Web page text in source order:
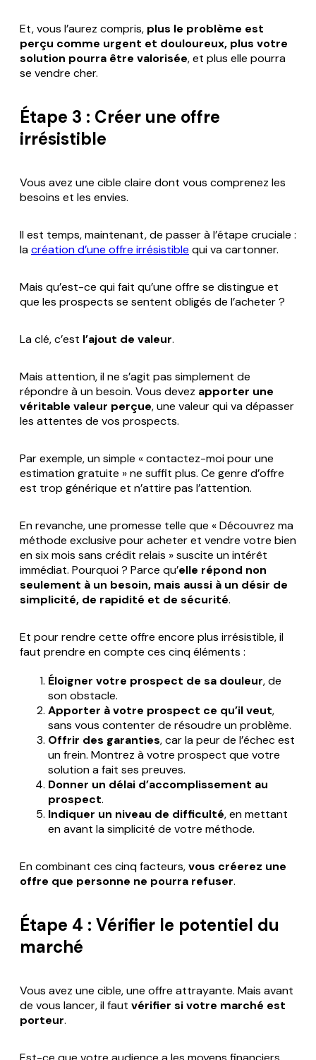
Et, vous l’aurez compris, plus le problème est
perçu comme urgent et douloureux, plus votre
solution pourra être valorisée, et plus elle pourra
se vendre cher.
Étape 3 : Créer une offre
irrésistible
Vous avez une cible claire dont vous comprenez les
besoins et les envies.
Il est temps, maintenant, de passer à l’étape cruciale :
lacréation d’une offre irrésistible qui va cartonner.
Mais qu’est-ce qui fait qu’une offre se distingue et
que les prospects se sentent obligés de l’acheter ?
La clé, c’est l’ajout de valeur.
Mais attention, il ne s’agit pas simplement de
répondre à un besoin. Vous devez apporter une
véritable valeur perçue, une valeur qui va dépasser
les attentes de vos prospects.
Par exemple, un simple « contactez-moi pour une
estimation gratuite » ne suffit plus. Ce genre d’offre
est trop générique et n’attire pas l’attention.
En revanche, une promesse telle que « Découvrez ma
méthode exclusive pour acheter et vendre votre bien
en six mois sans crédit relais » suscite un intérêt
immédiat. Pourquoi ? Parce qu’elle répond non
seulement à un besoin, mais aussi à un désir de
simplicité, de rapidité et de sécurité.
Et pour rendre cette offre encore plus irrésistible, il
faut prendre en compte ces cinq éléments :
Éloigner votre prospect de sa douleur, de
son obstacle.
Apporter à votre prospect ce qu’il veut,
sans vous contenter de résoudre un problème.
Offrir des garanties, car la peur de l’échec est
un frein. Montrez à votre prospect que votre
solution a fait ses preuves.
Donner un délai d’accomplissement au
prospect.
Indiquer un niveau de difficulté, en mettant
en avant la simplicité de votre méthode.
En combinant ces cinq facteurs,vous créerez une
offre que personne ne pourra refuser.
Étape 4 : Vérifier le potentiel du
marché
Vous avez une cible, une offre attrayante. Mais avant
de vous lancer, il faut vérifier si votre marché est
porteur.